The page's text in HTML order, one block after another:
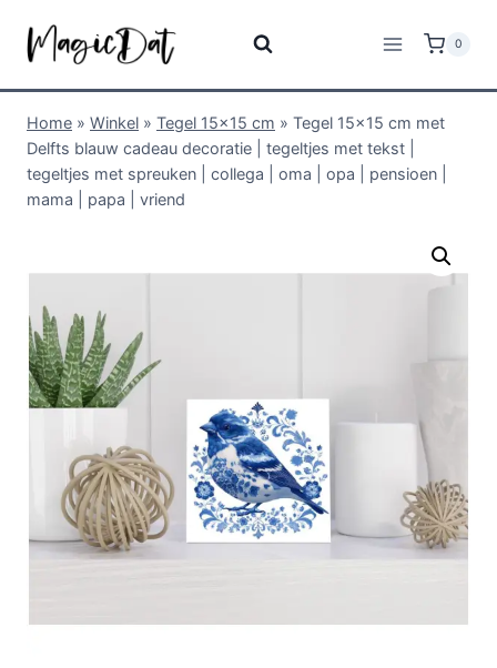
0
Home » Winkel » Tegel 15x15 cm » Tegel 15×15 cm met
Delfts blauw cadeau decoratie | tegeltjes met tekst |
tegeltjes met spreuken | collega | oma | opa | pensioen |
mama | papa | vriend